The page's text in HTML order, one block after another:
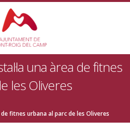
una àrea de fitnes
les Oliveres
fitnes urbana al parc de les Oliveres